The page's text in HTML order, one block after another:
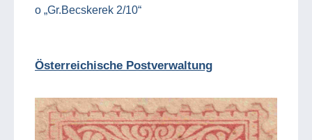
o „Gr.Becskerek 2/10“
Österreichische Postverwaltung